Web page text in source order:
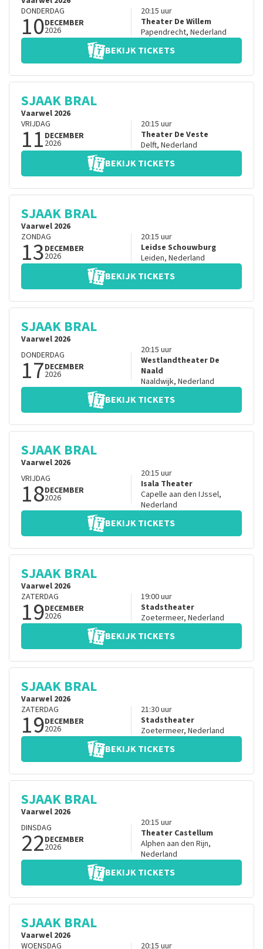
DONDERDAG
10DECEMBER
2026
20:15 uur
Theater De Willem
Papendrecht, Nederland
BEKIJK TICKETS
SJAAK BRAL
Vaarwel 2026
VRIJDAG
11 DECEMBER
2026
20:15 uur
Theater De Veste
Delft, Nederland
BEKIJK TICKETS
SJAAK BRAL
Vaarwel 2026
ZONDAG
13DECEMBER
2026
20:15 uur
Leidse Schouwburg
Leiden, Nederland
BEKIJK TICKETS
SJAAK BRAL
Vaarwel 2026
DONDERDAG
17DECEMBER
2026
20:15 uur
Westlandtheater De
Naald
Naaldwijk, Nederland
BEKIJK TICKETS
SJAAK BRAL
Vaarwel 2026
VRIJDAG
18DECEMBER
2026
20:15 uur
Isala Theater
Capelle aan den IJssel,
Nederland
BEKIJK TICKETS
SJAAK BRAL
Vaarwel 2026
ZATERDAG
19DECEMBER
2026
19:00uur
Stadstheater
Zoetermeer, Nederland
BEKIJK TICKETS
SJAAK BRAL
Vaarwel 2026
ZATERDAG
19DECEMBER
2026
21:30uur
Stadstheater
Zoetermeer, Nederland
BEKIJK TICKETS
SJAAK BRAL
Vaarwel 2026
DINSDAG
22DECEMBER
2026
20:15 uur
Theater Castellum
Alphen aan den Rijn,
Nederland
BEKIJK TICKETS
SJAAK BRAL
Vaarwel 2026
WOENSDAG
20:15 uur